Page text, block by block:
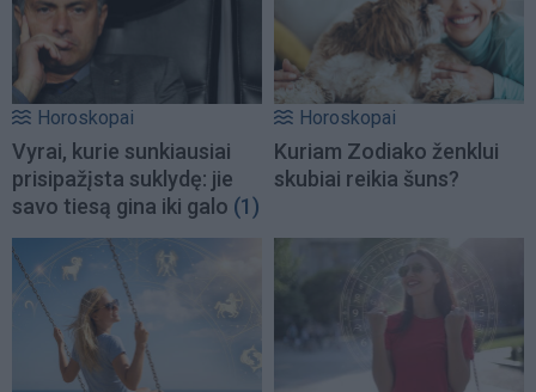
Horoskopai
Vyrai, kurie sunkiausiai
prisipažįsta suklydę: jie
savo tiesą gina iki galo (1)
Horoskopai
Kuriam Zodiako ženklui
skubiai reikia šuns?